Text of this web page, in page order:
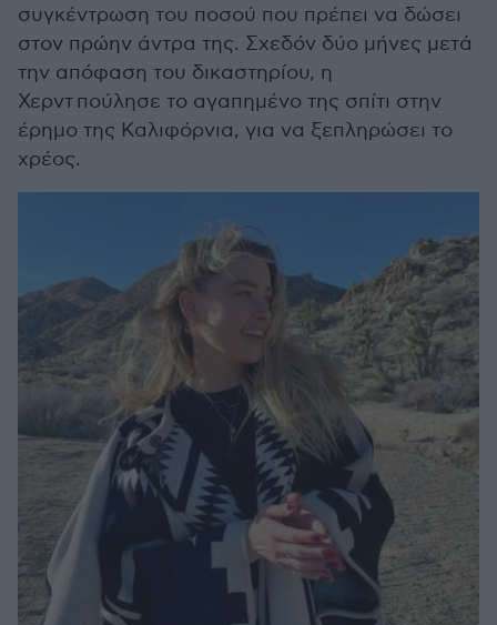
συγκέντρωση του ποσού που πρέπει να δώσει
στον πρώην άντρα της. Σχεδόν δύο μήνες μετά
την απόφαση του δικαστηρίου, η
Χερντ πούλησε το αγαπημένο της σπίτι στην
έρημο της Καλιφόρνια, για να ξεπληρώσει το
χρέος.